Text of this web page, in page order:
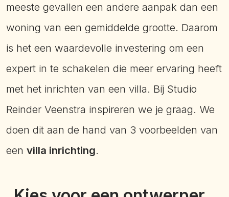
meeste gevallen een andere aanpak dan een
woning van een gemiddelde grootte. Daarom
is het een waardevolle investering om een
expert in te schakelen die meer ervaring heeft
met het inrichten van een villa. Bij Studio
Reinder Veenstra inspireren we je graag. We
doen dit aan de hand van 3 voorbeelden van
een villa inrichting.